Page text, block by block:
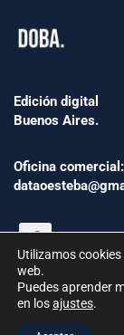
Edición digital
Buenos Aires.
Oficina comercial:
Utilizamos
web.
Puedes aprender
en losajustes.